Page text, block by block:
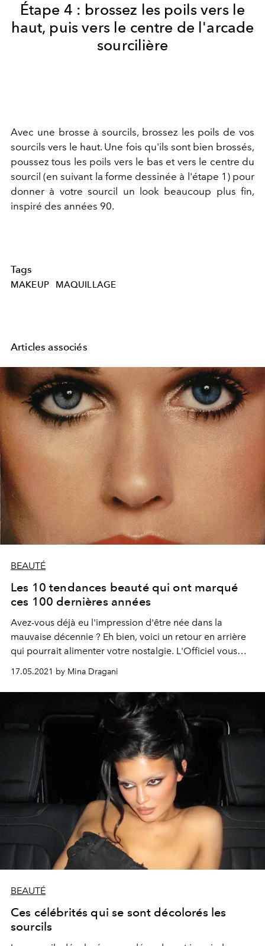
Étape 4 : brossez les poils vers le
haut, puis vers le centre de l'arcade
sourcilière
Avec une brosse à sourcils, brossez les poils de vos
sourcils vers le haut. Une fois qu'ils sont bien brossés,
poussez tous les poils vers le bas et vers le centre du
sourcil (en suivant la forme dessinée à l'étape 1) pour
donner à votre sourcil un look beaucoup plus fin,
inspiré des années 90.
Tags
MAKEUP MAQUILLAGE
Articles associés
BEAUTÉ
Les 10 tendances beauté qui ont marqué
ces 100 dernières années
Avez-vous déjà eu l'impression d'être née dans la
mauvaise décennie ? Eh bien, voici un retour en arrière
qui pourrait alimenter votre nostalgie. L'Officiel vous
présente les tendances beauté les plus marquantes ces
100 dernières années.
17.05.2021 by Mina Dragani
BEAUTÉ
Ces célébrités qui se sont décolorés les
sourcils